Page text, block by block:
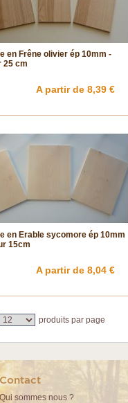
en Frêne olivier ép 10mm -
25 cm
A partir de 8,39 €
en Erable sycomore ép 10mm
15cm
A partir de 8,04 €
produits par page
Qui sommes nous ?